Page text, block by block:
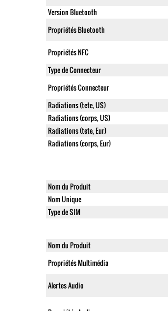
Version Bluetooth
Propriétés Bluetooth
Propriétés NFC
Type de Connecteur
Propriétés Connecteur
Radiations (tete, US)
Radiations (corps, US)
Radiations (tete, Eur)
Radiations (corps, Eur)
Nom du Produit
Nom Unique
Type de SIM
Nom du Produit
Propriétés Multimédia
Alertes Audio